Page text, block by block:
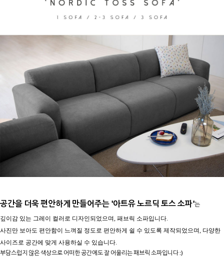
공간을 더욱 편안하게 만들어주는 '아트유 노르딕 토스 소파'는
깊이감 있는 그레이 컬러로 디자인되었으며, 패브릭 소파입니다.
사진만 보아도 편안함이 느껴질 정도로 편안하게 쉴 수 있도록 제작되었으며, 다양한
사이즈로 공간에 맞게 사용하실 수 있습니다.
부담스럽지 않은 색상으로 어떠한 공간에도 잘 어울리는 패브릭 소파입니다 :)